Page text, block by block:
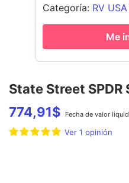
State Street SPDR
774,91$ Fecha de valor
Ver 1 opinión
Europe Limited
Categoría: RV
Me